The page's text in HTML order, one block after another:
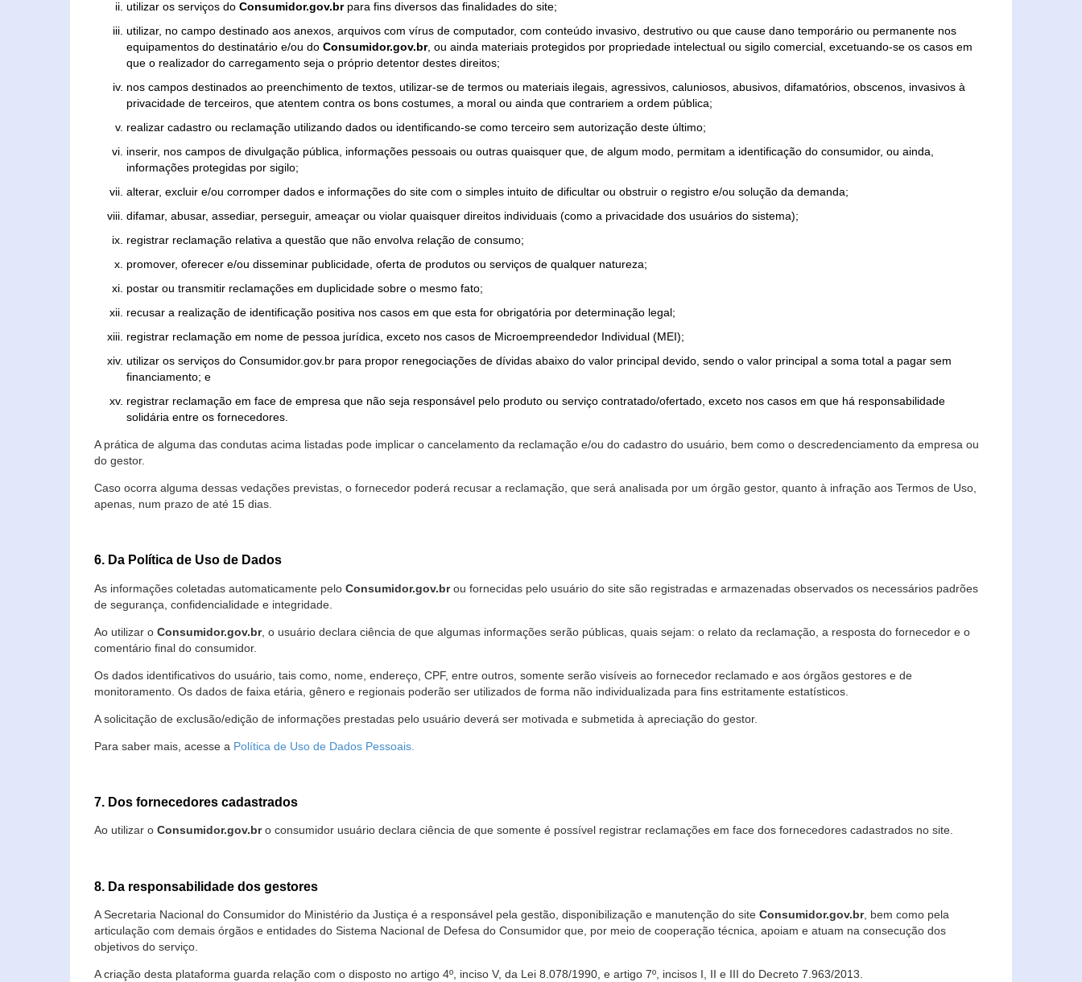
utilizar os serviços do Consumidor.gov.brpara fins diversos das finalidades do site;
utilizar, no campo destinado aos anexos, arquivos com vírus de computador, com conteúdo invasivo, destrutivo ou que cause dano temporário ou permanente nos
equipamentos do destinatário e/ou do Consumidor.gov.br, ou ainda materiais protegidos por propriedade intelectual ou sigilo comercial, excetuando-se os casos em
que o realizador do carregamento seja o próprio detentor destes direitos;
nos campos destinados ao preenchimento de textos, utilizar-se de termos ou materiais ilegais, agressivos, caluniosos, abusivos, difamatórios, obscenos, invasivos à
privacidade de terceiros, que atentem contra os bons costumes, a moral ou ainda que contrariem a ordem pública;
realizar cadastro ou reclamação utilizando dados ou identificando-se como terceiro sem autorização deste último;
inserir, nos campos de divulgação pública, informações pessoais ou outras quaisquer que, de algum modo, permitam a identificação do consumidor, ou ainda,
informações protegidas por sigilo;
alterar, excluir e/ou corromper dados e informações do site com o simples intuito de dificultar ou obstruir o registro e/ou solução da demanda;
difamar, abusar, assediar, perseguir, ameaçar ou violar quaisquer direitos individuais (como a privacidade dos usuários do sistema);
registrar reclamação relativa a questão que não envolva relação de consumo;
promover, oferecer e/ou disseminar publicidade, oferta de produtos ou serviços de qualquer natureza;
postar ou transmitir reclamações em duplicidade sobre o mesmo fato;
recusar a realização de identificação positiva nos casos em que esta for obrigatória por determinação legal;
registrar reclamação em nome de pessoa jurídica, exceto nos casos de Microempreendedor Individual (MEI);
utilizar os serviços do Consumidor.gov.br para propor renegociações de dívidas abaixo do valor principal devido, sendo o valor principal a soma total a pagar sem
financiamento; e
registrar reclamação em face de empresa que não seja responsável pelo produto ou serviço contratado/ofertado, exceto nos casos em que há responsabilidade
solidária entre os fornecedores.
A prática de alguma das condutas acima listadas pode implicar o cancelamento da reclamação e/ou do cadastro do usuário, bem como o descredenciamento da empresa ou
do gestor.
Caso ocorra alguma dessas vedações previstas, o fornecedor poderá recusar a reclamação, que será analisada por um órgão gestor, quanto à infração aos Termos de Uso,
apenas, num prazo de até 15 dias.
6. Da Política de Uso de Dados
As informações coletadas automaticamente pelo Consumidor.gov.brou fornecidas pelo usuário do site são registradas e armazenadas observados os necessários padrões
de segurança, confidencialidade e integridade.
Ao utilizar o Consumidor.gov.br, o usuário declara ciência de que algumas informações serão públicas, quais sejam: o relato da reclamação, a resposta do fornecedor e o
comentário final do consumidor.
Os dados identificativos do usuário, tais como, nome, endereço, CPF, entre outros, somente serão visíveis ao fornecedor reclamado e aos órgãos gestores e de
monitoramento. Os dados de faixa etária, gênero e regionais poderão ser utilizados de forma não individualizada para fins estritamente estatísticos.
A solicitação de exclusão/edição de informações prestadas pelo usuário deverá ser motivada e submetida à apreciação do gestor.
Para saber mais, acesse a Política de Uso de Dados Pessoais.
7. Dos fornecedores cadastrados
Ao utilizar o Consumidor.gov.bro consumidor usuário declara ciência de que somente é possível registrar reclamações em face dos fornecedores cadastrados no site.
8. Da responsabilidade dos gestores
A Secretaria Nacional do Consumidor do Ministério da Justiça é a responsável pela gestão, disponibilização e manutenção do site Consumidor.gov.br, bem como pela
articulação com demais órgãos e entidades do Sistema Nacional de Defesa do Consumidor que, por meio de cooperação técnica, apoiam e atuam na consecução dos
objetivos do serviço.
A criação desta plataforma guarda relação com o disposto no artigo 4º, inciso V, da Lei 8.078/1990, e artigo 7º, incisos I, II e III do Decreto 7.963/2013.